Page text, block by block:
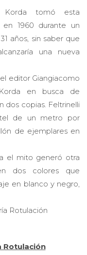
1960 durante un
una nueva
en busca de
dos copias. Feltrinelli
de un metro por
de ejemplares en
dos colores que
en blanco y negro,